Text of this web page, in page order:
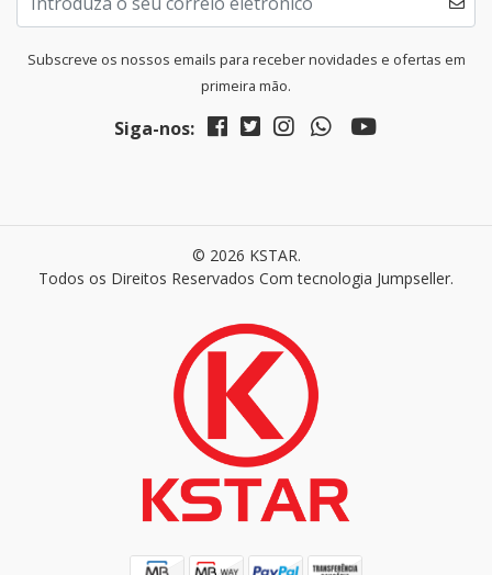
Subscreve os nossos emails para receber novidades e ofertas em
primeira mão.
Siga-nos:
© 2026 KSTAR.
Todos os Direitos Reservados Com tecnologia Jumpseller.